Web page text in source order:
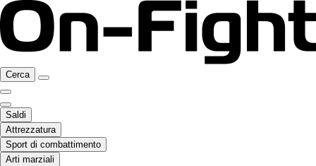
Cerca
Saldi
Attrezzatura
Sport di combattimento
Arti marziali